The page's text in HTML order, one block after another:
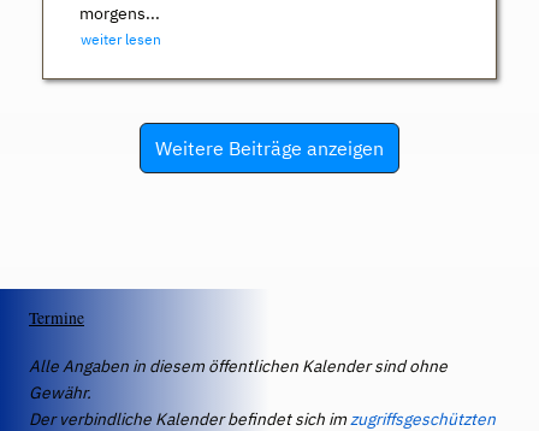
morgens...
weiter lesen
Weitere Beiträge anzeigen
Termine
Alle Angaben in diesem öffentlichen Kalender sind ohne
Gewähr.
Der verbindliche Kalender befindet sich imzugriffsgeschützten